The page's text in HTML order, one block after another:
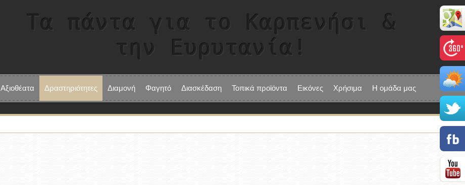
Τα πάντα για το Καρπενήσι &
την Ευρυτανία!
Αξιοθέατα Δραστηριότητες Διαμονή Φαγητό Διασκέδαση Τοπικά προϊόντα Εικόνες Χρήσιμα Η ομάδα μας